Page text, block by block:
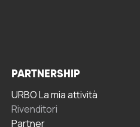
PARTNERSHIP
URBO La mia attività
Rivenditori
Partner